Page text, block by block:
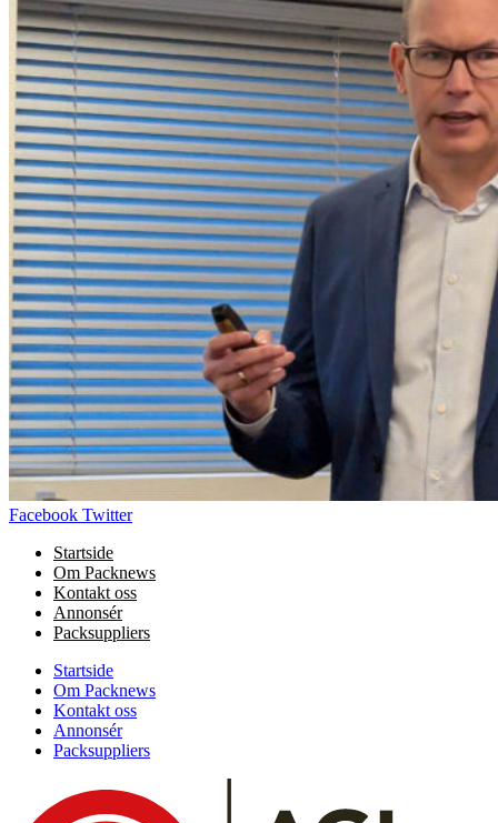
Facebook Twitter
Startside
Om Packnews
Kontakt oss
Annonsér
Packsuppliers
Startside
Om Packnews
Kontakt oss
Annonsér
Packsuppliers